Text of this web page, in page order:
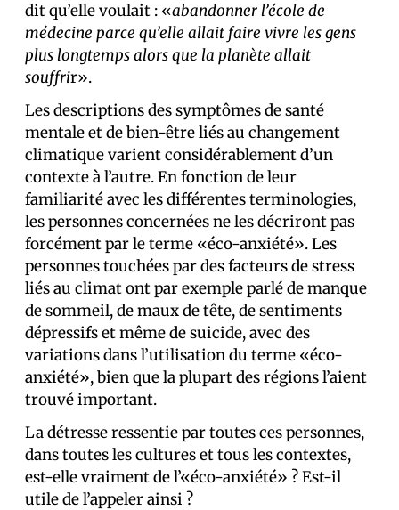
dit qu’elle voulait : «abandonner l’école de
médecine parce qu’elle allait faire vivre les gens
plus longtemps alors que la planète allait
souffrir».
Les descriptions des symptômes de santé
mentale et de bien-être liés au changement
climatique varient considérablement d’un
contexte à l’autre. En fonction de leur
familiarité avec les différentes terminologies,
les personnes concernées ne les décriront pas
forcément par le terme «éco-anxiété». Les
personnes touchées par des facteurs de stress
liés au climat ont par exemple parlé de manque
de sommeil, de maux de tête, de sentiments
dépressifs et même de suicide, avec des
variations dans l’utilisation du terme «éco-
anxiété», bien que la plupart des régions l’aient
trouvé important.
La détresse ressentie par toutes ces personnes,
dans toutes les cultures et tous les contextes,
est-elle vraiment de l’«éco-anxiété» ? Est-il
utile de l’appeler ainsi ?